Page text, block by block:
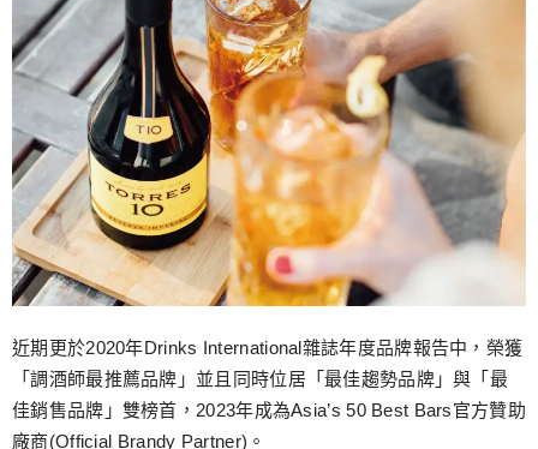
近期更於2020年Drinks International雜誌年度品牌報告中，榮獲
「調酒師最推薦品牌」並且同時位居「最佳趨勢品牌」與「最
佳銷售品牌」雙榜首，2023年成為Asia’s 50 Best Bars官方贊助
廠商(Official Brandy Partner)。